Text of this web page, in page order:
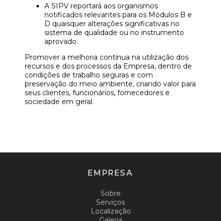
A SIPV reportará aos organismos
notificados relevantes para os Módulos B e
D quaisquer alterações significativas no
sistema de qualidade ou no instrumento
aprovado.
Promover a melhoria contínua na utilização dos
recursos e dos processos da Empresa, dentro de
condições de trabalho seguras e com
preservação do meio ambiente, criando valor para
seus clientes, funcionários, fornecedores e
sociedade em geral.
EMPRESA
Sobre
Serviços
Localização